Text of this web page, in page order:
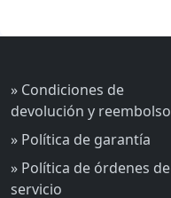
» Condiciones de
devolución y reembolso
» Política de garantía
» Política de órdenes de
servicio